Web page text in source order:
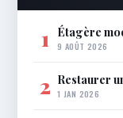
1 Étagère
9 AOÛT 2026
2 Restaurer
1 JAN 2026